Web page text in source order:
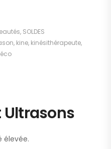
, SOLDES
, kine, kinésithérapeute,
Ultrasons
élevée.